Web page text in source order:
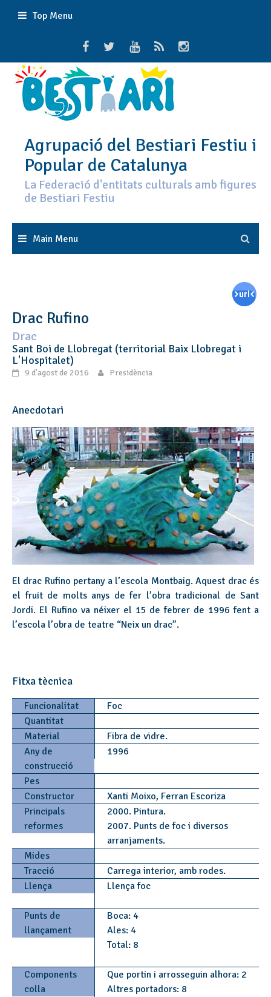
Top Menu
Agrupació del Bestiari Festiu i
Popular de Catalunya
La Federació d'entitats culturals amb figures
de Bestiari Festiu
Main Menu
Drac Rufino
Drac
Sant Boi de Llobregat (territorial Baix Llobregat i
L'Hospitalet)
9 d'agost de 2016 Presidència
Anecdotari
El drac Rufino pertany a l’escola Montbaig. Aquest drac és
el fruit de molts anys de fer l’obra tradicional de Sant
Jordi. El Rufino va néixer el 15 de febrer de 1996 fent a
l’escola l’obra de teatre “Neix un drac”.
Fitxa tècnica
Funcionalitat
Foc
Quantitat
Material
Fibra de vidre.
Any de
construcció
1996
Pes
Constructor
Xanti Moixo, Ferran Escoriza
Principals
reformes
2000. Pintura.
2007. Punts de foc i diversos
arranjaments.
Mides
Tracció
Carrega interior, amb rodes.
Llença
Llença foc
Punts de
llançament
Boca: 4
Ales: 4
Total: 8
Components
colla
Que portin i arrosseguin alhora: 2
Altres portadors: 8